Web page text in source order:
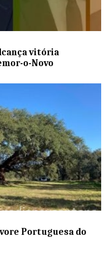
vitória
o-Novo
Portuguesa do